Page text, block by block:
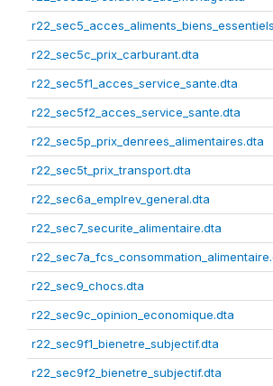
r22_sec5c_prix_carburant.dta
r22_sec5f1_acces_service_sante.dta
r22_sec5f2_acces_service_sante.dta
r22_sec5p_prix_denrees_alimentaires.dta
r22_sec5t_prix_transport.dta
r22_sec6a_emplrev_general.dta
r22_sec7_securite_alimentaire.dta
r22_sec9_chocs.dta
r22_sec9c_opinion_economique.dta
r22_sec9f1_bienetre_subjectif.dta
r22_sec9f2_bienetre_subjectif.dta